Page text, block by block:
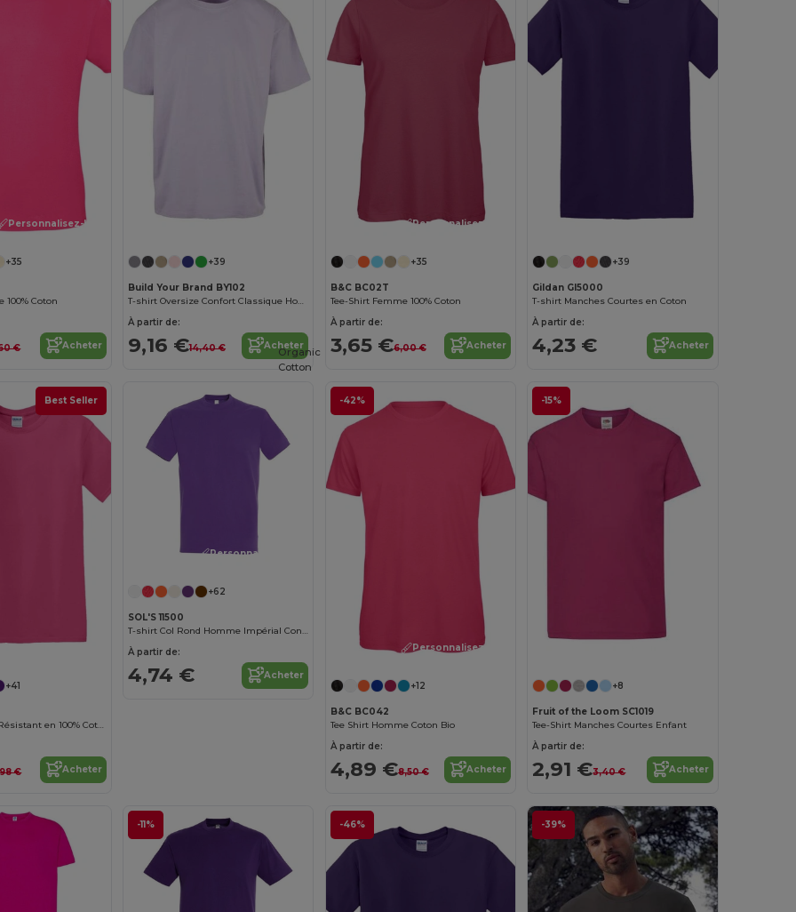
Personnalisez-le !
+35
100% Coton
€ Acheter
+39
Build Your Brand BY102
T-shirt Oversize Confort Classique Homme
À partir de:
9,16 €14,40 € Acheter
Personnalisez-le !
+35
B&C BC02T
Tee-Shirt Femme 100% Coton
À partir de:
3,65 €6,00 € Acheter
Personnalisez-le !
+39
Gildan GI5000
T-shirt Manches Courtes en Coton
À partir de:
4,23 € Acheter
Best Seller
Personnalisez-le !
+41
T-shirt Homme Résistant en 100% Coton épais de Haute Qualité
€ Acheter
Personnalisez-le !
+62
SOL'S 11500
T-shirt Col Rond Homme Impérial Confort - qualité supérieure - coton semi-peigné
À partir de:
4,74 € Acheter
-42%
Organic
Cotton
Personnalisez-le !
+12
B&C BC042
Tee Shirt Homme Coton Bio
À partir de:
4,89 €8,50 € Acheter
-15%
+8
Fruit of the Loom SC1019
Tee-Shirt Manches Courtes Enfant
À partir de:
2,91 €3,40 € Acheter
-11% -46% -39%